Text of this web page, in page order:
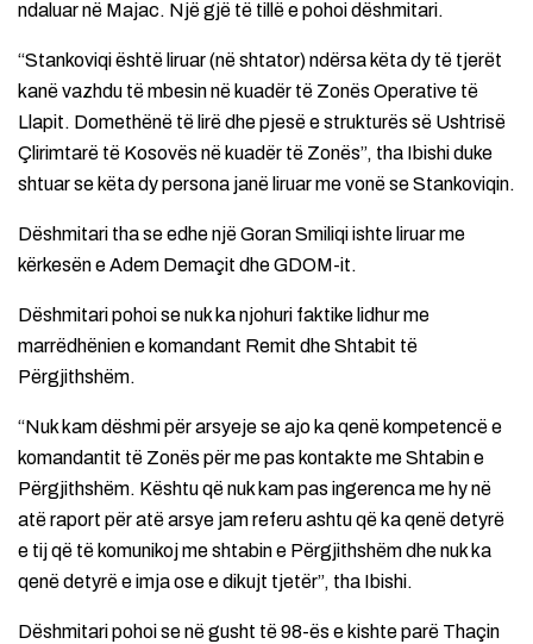
ndaluar në Majac. Një gjë të tillë e pohoi dëshmitari.
“Stankoviqi është liruar (në shtator) ndërsa këta dy të tjerët
kanë vazhdu të mbesin në kuadër të Zonës Operative të
Llapit. Domethënë të lirë dhe pjesë e strukturës së Ushtrisë
Çlirimtarë të Kosovës në kuadër të Zonës”, tha Ibishi duke
shtuar se këta dy persona janë liruar me vonë se Stankoviqin.
Dëshmitari tha se edhe një Goran Smiliqi ishte liruar me
kërkesën e Adem Demaçit dhe GDOM-it.
Dëshmitari pohoi se nuk ka njohuri faktike lidhur me
marrëdhënien e komandant Remit dhe Shtabit të
Përgjithshëm.
“Nuk kam dëshmi për arsyeje se ajo ka qenë kompetencë e
komandantit të Zonës për me pas kontakte me Shtabin e
Përgjithshëm. Kështu që nuk kam pas ingerenca me hy në
atë raport për atë arsye jam referu ashtu që ka qenë detyrë
e tij që të komunikoj me shtabin e Përgjithshëm dhe nuk ka
qenë detyrë e imja ose e dikujt tjetër”, tha Ibishi.
Dëshmitari pohoi se në gusht të 98-ës e kishte parë Thaçin